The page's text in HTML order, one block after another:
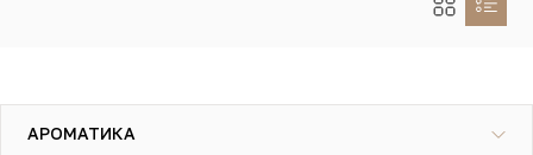
АРОМАТИКА